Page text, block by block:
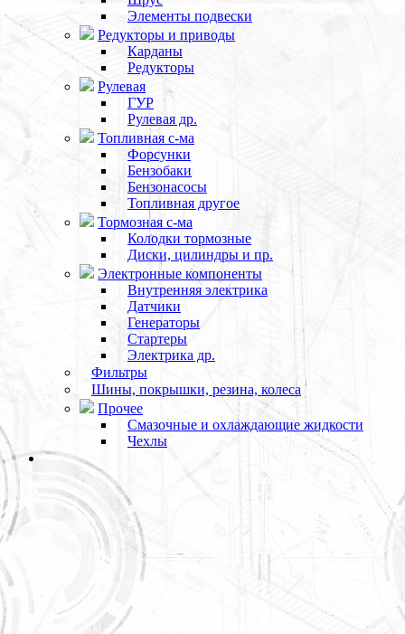
Элементы подвески
Редукторы и приводы
Карданы
Редукторы
Рулевая
ГУР
Рулевая др.
Топливная с-ма
Форсунки
Бензобаки
Бензонасосы
Топливная другое
Тормозная с-ма
Колодки тормозные
Диски, цилиндры и пр.
Электронные компоненты
Внутренняя электрика
Датчики
Генераторы
Стартеры
Электрика др.
Фильтры
Шины, покрышки, резина, колеса
Прочее
Смазочные и охлаждающие жидкости
Чехлы